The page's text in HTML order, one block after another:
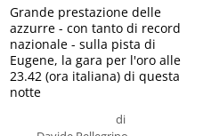
di
Grande prestazione delle
azzurre - con tanto di record
nazionale - sulla pista di
Eugene, la gara per l'oro alle
23.42 (ora italiana) di questa
notte